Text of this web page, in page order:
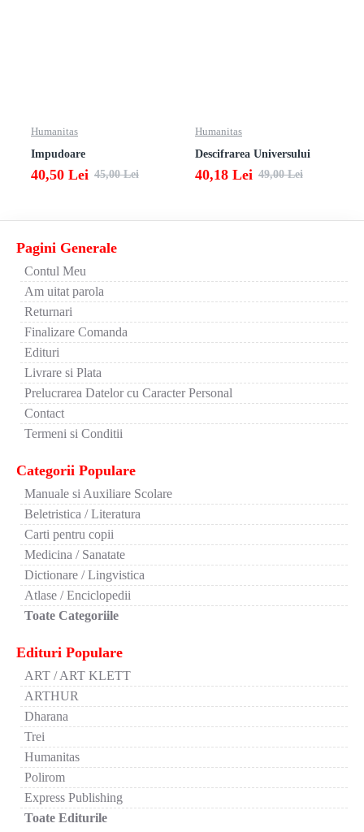
Humanitas
Impudoare
40,50 Lei 45,00 Lei
Humanitas
Descifrarea Universului
40,18 Lei 49,00 Lei
Pagini Generale
Contul Meu
Am uitat parola
Returnari
Finalizare Comanda
Edituri
Livrare si Plata
Prelucrarea Datelor cu Caracter Personal
Contact
Termeni si Conditii
Categorii Populare
Manuale si Auxiliare Scolare
Beletristica / Literatura
Carti pentru copii
Medicina / Sanatate
Dictionare / Lingvistica
Atlase / Enciclopedii
Toate Categoriile
Edituri Populare
ART / ART KLETT
ARTHUR
Dharana
Trei
Humanitas
Polirom
Express Publishing
Toate Editurile